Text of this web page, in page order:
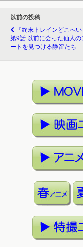
以前の投稿
『終末トレインどこへい
第9話 以前に会った仙人
ートを見つける静留たち